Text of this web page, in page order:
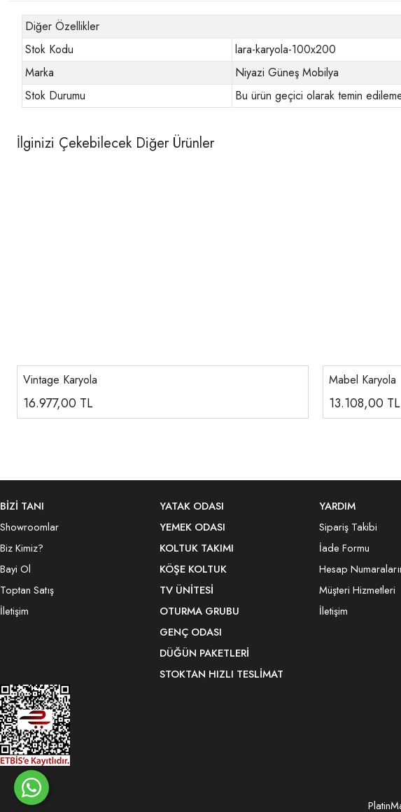
Diğer Özellikler
Stok Kodu
lara-karyola-100x200
Marka
Niyazi Güneş Mobilya
Stok Durumu
Bu ürün geçici olarak temin
İlginizi Çekebilecek Diğer Ürünler
Vintage Karyola
16.977,00 TL
Mabel Karyola
13.108,00 TL
BİZİ TANI
Showroomlar
Biz Kimiz?
Bayi Ol
Toptan Satış
İletişim
YATAK ODASI
YEMEK ODASI
KOLTUK TAKIMI
KÖŞE KOLTUK
TV ÜNITESI
OTURMA GRUBU
GENÇ ODASI
DÜĞÜN PAKETLERI
STOKTAN HIZLI TESLIMAT
YARDIM
Sipariş Takibi
İade Formu
Hesap
Müşteri Hizmetleri
İletişim